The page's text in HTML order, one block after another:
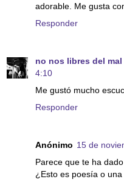
adorable. Me gusta
Responder
no nos libres del mal
4:10
Me gustó mucho
Responder
Anónimo 15 de
Parece que te ha
¿Esto es poesía o